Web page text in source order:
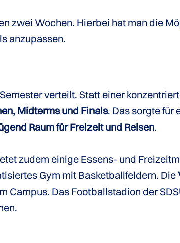
zwei Wochen. Hierbei hat man die
anzupassen.
verteilt. Statt einer
Midterms und Finals. Das sorgte für
Raum für Freizeit und Reisen.
zudem einige Essens- und
Gym mit Basketballfeldern. Die
Das Footballstadion der